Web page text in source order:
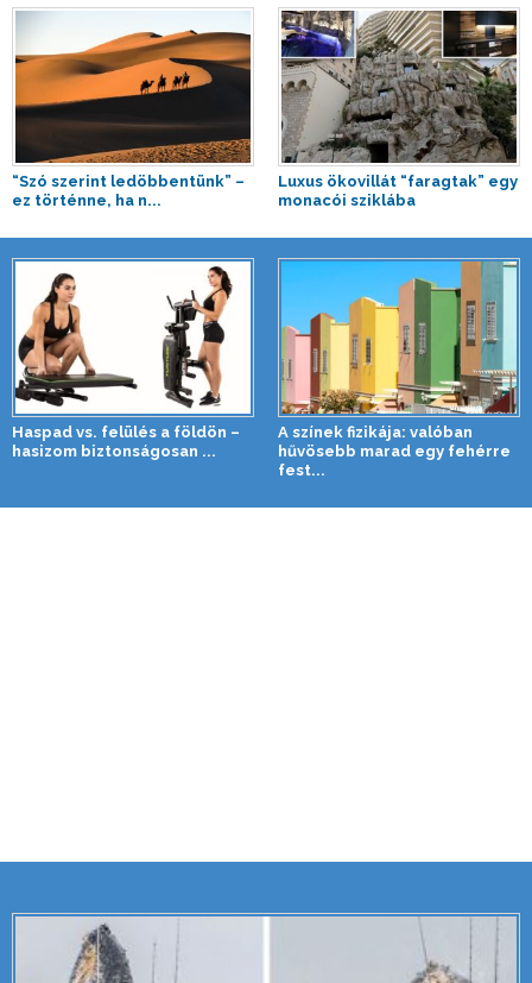
“Szó szerint ledöbbentünk” –
ez történne, ha n...
Luxus ökovillát “faragtak” egy
monacói sziklába
Haspad vs. felülés a földön –
hasizom biztonságosan ...
A színek fizikája: valóban
hűvösebb marad egy fehérre
fest...